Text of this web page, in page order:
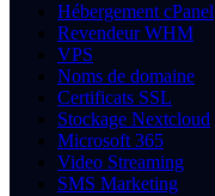
Hébergement cPanel
Revendeur WHM
VPS
Noms de domaine
Certificats SSL
Stockage Nextcloud
Microsoft 365
Video Streaming
SMS Marketing